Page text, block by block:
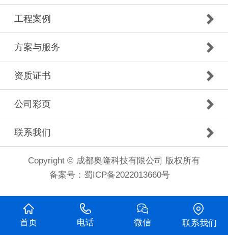
工程案例
方案与服务
资质证书
公司彩页
联系我们
Copyright © 成都奥隆科技有限公司 版权所有
备案号： 蜀ICP备2022013660号
首页 电话 微信 联系我们